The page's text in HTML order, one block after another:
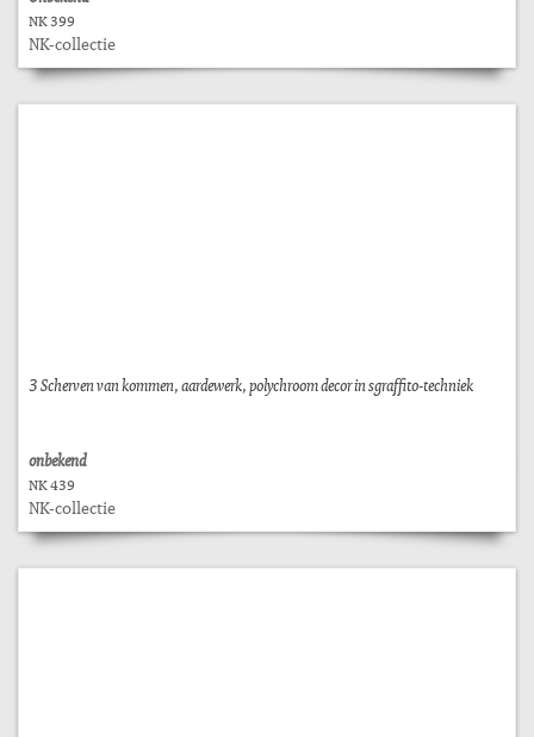
NK 399
NK-collectie
3 Scherven van kommen, aardewerk, polychroom decor in sgraffito-techniek
onbekend
NK 439
NK-collectie